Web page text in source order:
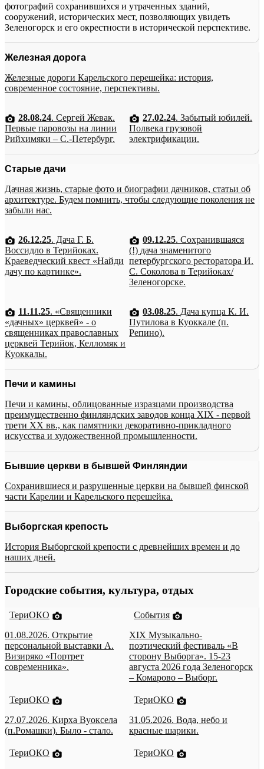
фотографий сохранившихся и утраченных зданий,
сооружений, исторических мест, позволяющих увидеть
Зеленогорск и его окрестности в исторической перспективе.
Железная дорога
Железные дороги Карельского перешейка: история,
современное состояние, перспективы.
28.08.24. Сергей Жевак.
Первые паровозы на линии
Рийхимяки – С.-Петербург.
27.02.24. Забытый юбилей.
Полвека грузовой
электрификации.
Старые дачи
Дачная жизнь, старые фото и биографии дачников, статьи об
архитектуре. Будем помнить, чтобы следующие поколения не
забыли нас.
26.12.25. Дача Г. Б.
Воссидло в Терийоках.
Краеведческий квест «Найди
дачу по картинке».
09.12.25. Сохранившаяся
(!) дача знаменитого
петербургского ресторатора И.
С. Соколова в Терийоках/
Зеленогорске.
11.11.25. «Священники
«дачных» церквей» - о
священниках православных
церквей Терийок, Келломяк и
Куоккалы.
03.08.25. Дача купца К. И.
Путилова в Куоккале (п.
Репино).
Печи и камины
Печи и камины, облицованные изразцами производства
преимущественно финляндских заводов конца XIX - первой
трети XX вв., как памятники декоративно-прикладного
искусства и художественной промышленности.
Бывшие церкви в бывшей Финляндии
Сохранившиеся и разрушенные церкви на бывшей финской
части Карелии и Карельского перешейка.
Выборгская крепость
История Выборгской крепости с древнейших времен и до
наших дней.
Городские события, культура, отдых
ТериОКО
01.08.2026. Открытие
персональной выставки А.
Визиряко «Портрет
современника».
События
XIX Музыкально-
поэтический фестиваль «В
сторону Выборга». 15-23
августа 2026 года Зеленогорск
– Комарово – Выборг.
ТериОКО
27.07.2026. Кирха Вуоксела
(п.Ромашки). Было - стало.
ТериОКО
31.05.2026. Вода, небо и
красные шарики.
ТериОКО
ТериОКО